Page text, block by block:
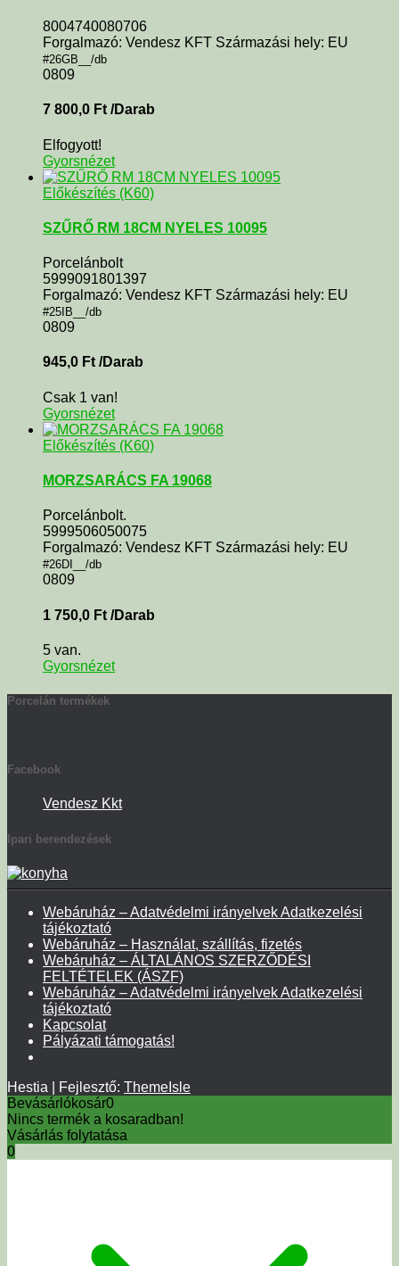
8004740080706
Forgalmazó: Vendesz KFT Származási hely: EU
#26GB__/db
0809
7 800,0 Ft /Darab
Elfogyott!
Gyorsnézet
Előkészítés (K60)
SZŰRŐ RM 18CM NYELES 10095
Porcelánbolt
5999091801397
Forgalmazó: Vendesz KFT Származási hely: EU
#25IB__/db
0809
945,0 Ft /Darab
Csak 1 van!
Gyorsnézet
Előkészítés (K60)
MORZSARÁCS FA 19068
Porcelánbolt.
5999506050075
Forgalmazó: Vendesz KFT Származási hely: EU
#26DI__/db
0809
1 750,0 Ft /Darab
5 van.
Gyorsnézet
Porcelán termékek
Facebook
Vendesz Kkt
Ipari berendezések
Webáruház – Adatvédelmi irányelvek Adatkezelési
tájékoztató
Webáruház – Használat, szállítás, fizetés
Webáruház – ÁLTALÁNOS SZERZŐDÉSI
FELTÉTELEK (ÁSZF)
Webáruház – Adatvédelmi irányelvek Adatkezelési
tájékoztató
Kapcsolat
Pályázati támogatás!
Hestia | Fejlesztő: ThemeIsle
Bevásárlókosár0
Nincs termék a kosaradban!
Vásárlás folytatása
0